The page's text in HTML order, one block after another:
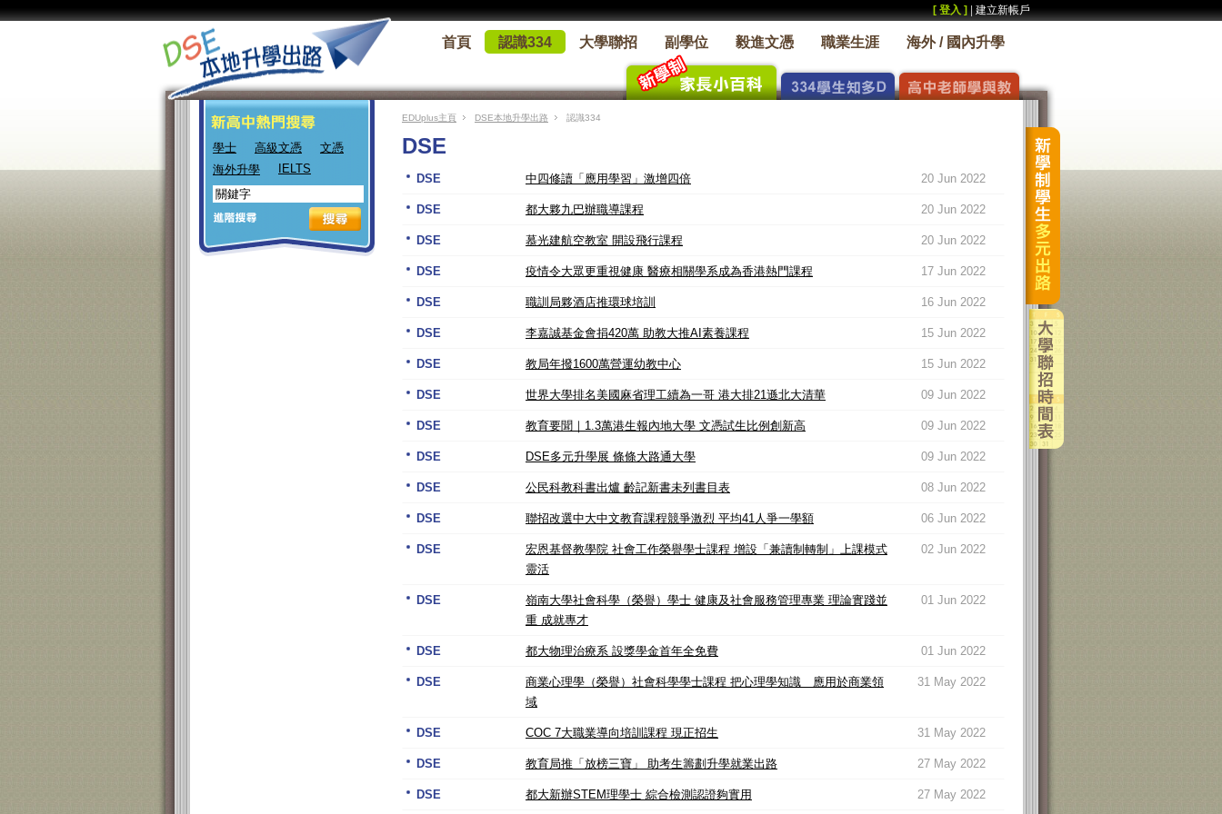
[ 登入 ] 建立新帳戶
首頁 認識334 大學聯招 副學位 毅進文憑 職業生涯 海外 / 國內升學
學士 高級文憑
文憑
海外升學
IELTS
EDUplus主頁 DSE本地升學出路 認識334
DSE
DSE 中四修讀「應用學習」激增四倍 20 Jun 2022
DSE 都大夥九巴辦職導課程 20 Jun 2022
DSE 慕光建航空教室 開設飛行課程 20 Jun 2022
DSE 疫情令大眾更重視健康 醫療相關學系成為香港熱門課程 17 Jun 2022
DSE 職訓局夥酒店推環球培訓 16 Jun 2022
DSE 李嘉誠基金會捐420萬 助教大推AI素養課程 15 Jun 2022
DSE 教局年撥1600萬營運幼教中心 15 Jun 2022
DSE 世界大學排名美國麻省理工續為一哥 港大排21遜北大清華 09 Jun 2022
DSE 教育要聞｜1.3萬港生報內地大學 文憑試生比例創新高 09 Jun 2022
DSE DSE多元升學展 條條大路通大學 09 Jun 2022
DSE 公民科教科書出爐 齡記新書未列書目表 08 Jun 2022
DSE 聯招改選中大中文教育課程競爭激烈 平均41人爭一學額 06 Jun 2022
DSE
宏恩基督教學院 社會工作榮譽學士課程 增設「兼讀制轉制」上課模式
靈活
02 Jun 2022
DSE
嶺南大學社會科學（榮譽）學士 健康及社會服務管理專業 理論實踐並
重 成就專才
01 Jun 2022
DSE 都大物理治療系 設獎學金首年全免費 01 Jun 2022
DSE
商業心理學（榮譽）社會科學學士課程 把心理學知識 應用於商業領
域
31 May 2022
DSE COC 7大職業導向培訓課程 現正招生 31 May 2022
DSE 教育局推「放榜三寶」 助考生籌劃升學就業出路 27 May 2022
DSE 都大新辦STEM理學士 綜合檢測認證夠實用 27 May 2022